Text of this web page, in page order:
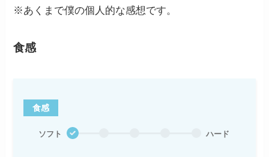
※あくまで僕の個人的な感想です。
食感
食感
ソフト ハード